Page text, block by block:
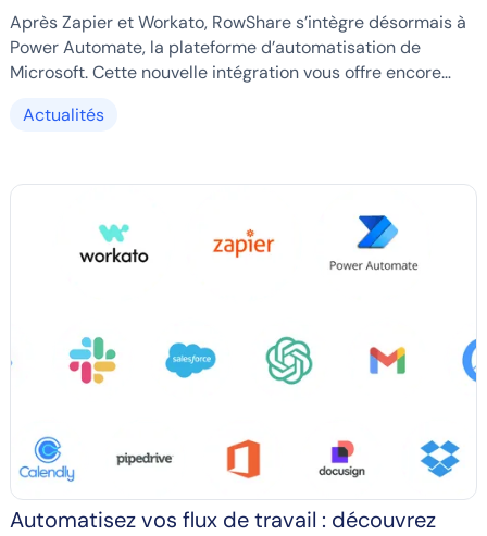
Automate
Après Zapier et Workato, RowShare s’intègre désormais à
Power Automate, la plateforme d’automatisation de
Microsoft. Cette nouvelle intégration vous offre encore
quotidien, en particulier si votre organisation est équipée
Actualités
Automatisez vos flux de travail : découvrez